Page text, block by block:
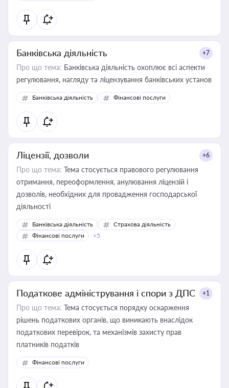
Банківська діяльність +7
Про що тема: Банківська діяльність охоплює всі аспекти
регулювання, нагляду та ліцензування банківських установ
Банківська діяльність Фінансові послуги
Ліцензії, дозволи +6
Про що тема: Тема стосується правового регулювання
отримання, переоформлення, анулювання ліцензій і
дозволів, необхідних для провадження господарської
діяльності
Банківська діяльність
Страхова діяльність
Фінансові послуги
+5
Податкове адміністрування і спори з ДПС +1
Про що тема: Тема стосується порядку оскарження
рішень податкових органів, що виникають внаслідок
податкових перевірок, та механізмів захисту прав
платників податків
Фінансові послуги